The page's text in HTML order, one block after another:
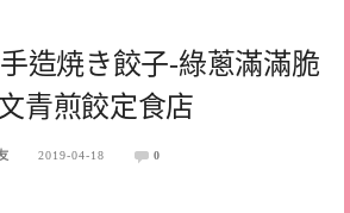
造焼き餃子-綠蔥滿滿脆
青煎餃定食店
2019-04-18 0